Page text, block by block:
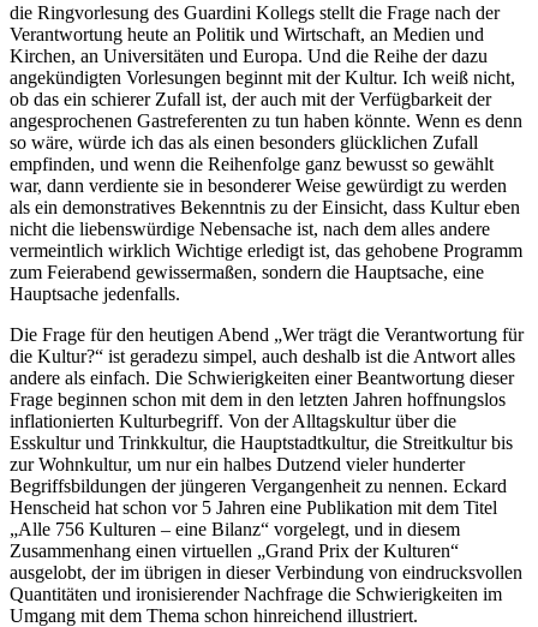
die Ringvorlesung des Guardini Kollegs stellt die Frage nach der
Verantwortung heute an Politik und Wirtschaft, an Medien und
Kirchen, an Universitäten und Europa. Und die Reihe der dazu
angekündigten Vorlesungen beginnt mit der Kultur. Ich weiß nicht,
ob das ein schierer Zufall ist, der auch mit der Verfügbarkeit der
angesprochenen Gastreferenten zu tun haben könnte. Wenn es denn
so wäre, würde ich das als einen besonders glücklichen Zufall
empfinden, und wenn die Reihenfolge ganz bewusst so gewählt
war, dann verdiente sie in besonderer Weise gewürdigt zu werden
als ein demonstratives Bekenntnis zu der Einsicht, dass Kultur eben
nicht die liebenswürdige Nebensache ist, nach dem alles andere
vermeintlich wirklich Wichtige erledigt ist, das gehobene Programm
zum Feierabend gewissermaßen, sondern die Hauptsache, eine
Hauptsache jedenfalls.
Die Frage für den heutigen Abend „Wer trägt die Verantwortung für
die Kultur?“ ist geradezu simpel, auch deshalb ist die Antwort alles
andere als einfach. Die Schwierigkeiten einer Beantwortung dieser
Frage beginnen schon mit dem in den letzten Jahren hoffnungslos
inflationierten Kulturbegriff. Von der Alltagskultur über die
Esskultur und Trinkkultur, die Hauptstadtkultur, die Streitkultur bis
zur Wohnkultur, um nur ein halbes Dutzend vieler hunderter
Begriffsbildungen der jüngeren Vergangenheit zu nennen. Eckard
Henscheid hat schon vor 5 Jahren eine Publikation mit dem Titel
„Alle 756 Kulturen – eine Bilanz“ vorgelegt, und in diesem
Zusammenhang einen virtuellen „Grand Prix der Kulturen“
ausgelobt, der im übrigen in dieser Verbindung von eindrucksvollen
Quantitäten und ironisierender Nachfrage die Schwierigkeiten im
Umgang mit dem Thema schon hinreichend illustriert.